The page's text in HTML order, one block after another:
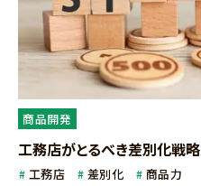
商品開発
工務店がとるべき差別化戦略
工務店 差別化 商品力